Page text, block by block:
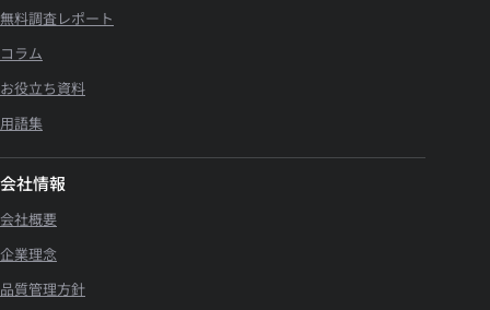
無料調査レポート
コラム
お役立ち資料
用語集
会社情報
会社概要
企業理念
品質管理方針